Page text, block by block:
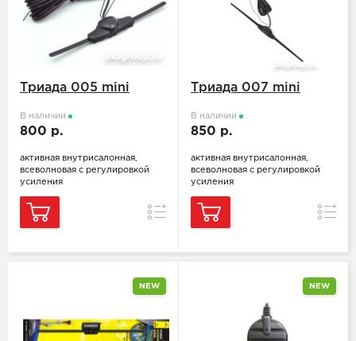
Триада 005 mini
В наличии
800 р.
активная внутрисалонная,
всеволновая с регулировкой
усиления
Сравнение
Триада 007 mini
В наличии
850 р.
активная внутрисалонная,
всеволновая с регулировкой
усиления
NEW NEW